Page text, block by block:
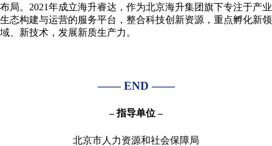
布局。2021年成立海升睿达，作为北京海升集团旗下专注于产业
生态构建与运营的服务平台，整合科技创新资源，重点孵化新领
域、新技术，发展新质生产力。
—— END ——
– 指导单位 –
北京市人力资源和社会保障局